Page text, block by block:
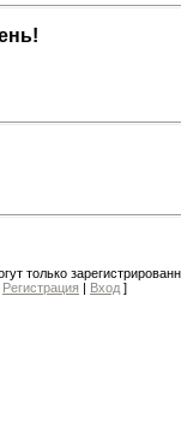
только
Регистрация | Вход ]